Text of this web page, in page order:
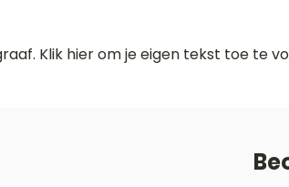
Klik hier om je eigen tekst toe te